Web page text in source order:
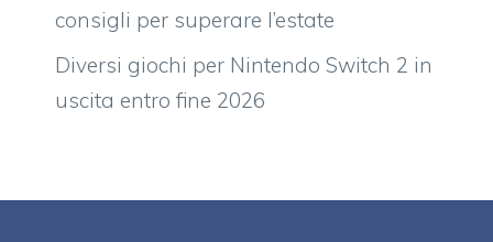
consigli per superare l’estate
Diversi giochi per Nintendo Switch 2 in
uscita entro fine 2026